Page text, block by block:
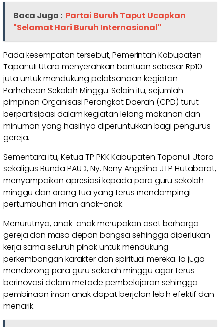
Baca Juga : Partai Buruh Taput Ucapkan
"Selamat Hari Buruh Internasional"
Pada kesempatan tersebut, Pemerintah Kabupaten
Tapanuli Utara menyerahkan bantuan sebesar Rp10
juta untuk mendukung pelaksanaan kegiatan
Parheheon Sekolah Minggu. Selain itu, sejumlah
pimpinan Organisasi Perangkat Daerah (OPD) turut
berpartisipasi dalam kegiatan lelang makanan dan
minuman yang hasilnya diperuntukkan bagi pengurus
gereja.
Sementara itu, Ketua TP PKK Kabupaten Tapanuli Utara
sekaligus Bunda PAUD, Ny. Neny Angelina JTP Hutabarat,
menyampaikan apresiasi kepada para guru sekolah
minggu dan orang tua yang terus mendampingi
pertumbuhan iman anak-anak.
Menurutnya, anak-anak merupakan aset berharga
gereja dan masa depan bangsa sehingga diperlukan
kerja sama seluruh pihak untuk mendukung
perkembangan karakter dan spiritual mereka. Ia juga
mendorong para guru sekolah minggu agar terus
berinovasi dalam metode pembelajaran sehingga
pembinaan iman anak dapat berjalan lebih efektif dan
menarik.